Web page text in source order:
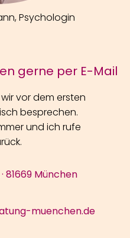
Psychologin
gerne per E-Mail
vor dem ersten
besprechen.
und ich rufe
81669 München
muenchen.de